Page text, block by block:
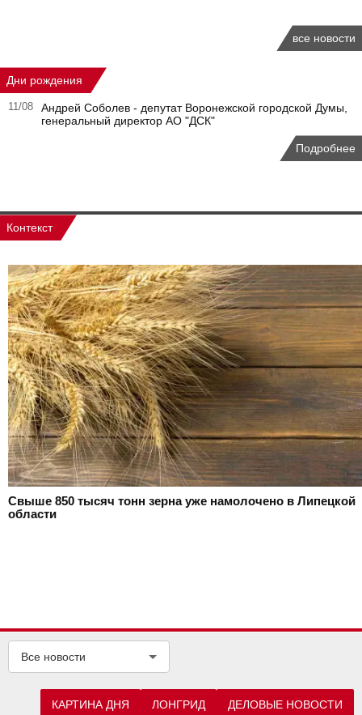
все новости
Дни рождения
11/08
Андрей Соболев - депутат Воронежской городской Думы,
генеральный директор АО "ДСК"
Подробнее
Контекст
Свыше 850 тысяч тонн зерна уже намолочено в Липецкой
области
Все новости
КАРТИНА ДНЯ ЛОНГРИД ДЕЛОВЫЕ НОВОСТИ